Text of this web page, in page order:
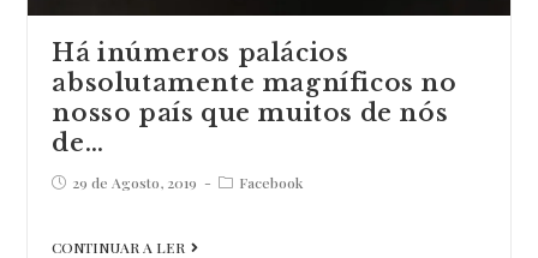
Há inúmeros palácios
absolutamente magníficos no
nosso país que muitos de nós
de…
Post29 de Agosto, 2019
PostFacebook
CONTINUAR A LER
Há